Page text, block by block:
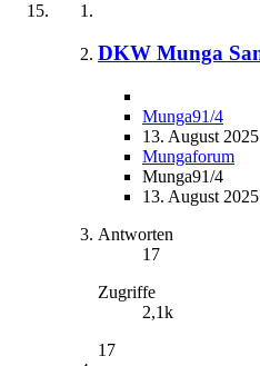
DKW Munga
Munga91/4
13. August
Mungaforum
Munga91/4
13. August
Antworten
17
Zugriffe
2,1k
17